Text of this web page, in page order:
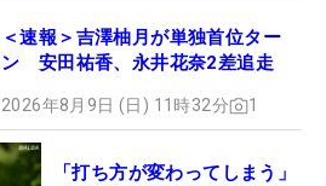
＜速報＞吉澤柚月が単独首位ター
ン 安田祐香、永井花奈2差追走
2026年8月9日 (日) 11時32分 1
「打ち方が変わってしまう」